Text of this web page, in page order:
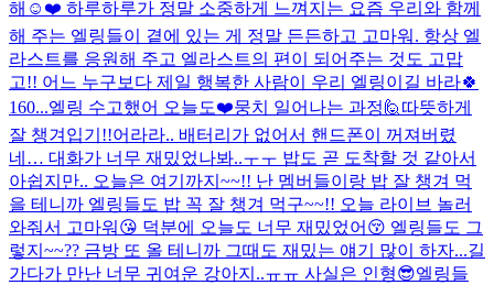
해☺️❤️ 하루하루가 정말 소중하게 느껴지는 요즘 우리와 함께
해 주는 엘링들이 곁에 있는 게 정말 든든하고 고마워. 항상 엘
라스트를 응원해 주고 엘라스트의 편이 되어주는 것도 고맙
고!! 어느 누구보다 제일 행복한 사람이 우리 엘링이길 바라🍀
160...엘링 수고했어 오늘도❤️뭉치 일어나는 과정🙋 따뜻하게
잘 챙겨입기!!어라라.. 배터리가 없어서 핸드폰이 꺼져버렸
네… 대화가 너무 재밌었나봐..ㅜㅜ 밥도 곧 도착할 것 같아서
아쉽지만.. 오늘은 여기까지~~!! 난 멤버들이랑 밥 잘 챙겨 먹
을 테니까 엘링들도 밥 꼭 잘 챙겨 먹구~~!! 오늘 라이브 놀러
와줘서 고마워😘 덕분에 오늘도 너무 재밌었어😚 엘링들도 그
렇지~~?? 금방 또 올 테니까 그때도 재밌는 얘기 많이 하자...길
가다가 만난 너무 귀여운 강아지..ㅠㅠ 사실은 인형😎엘링들